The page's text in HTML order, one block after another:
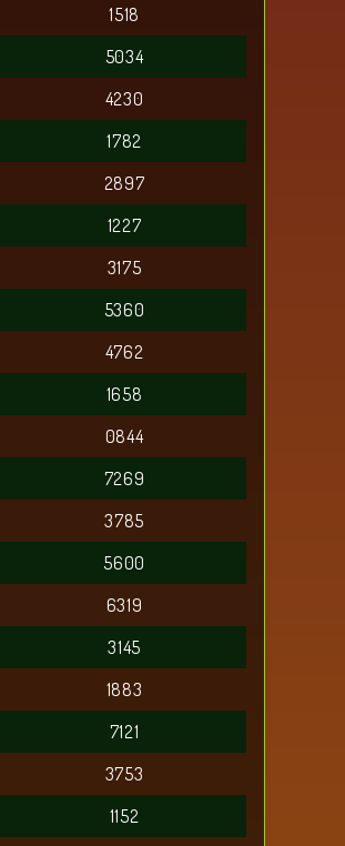
1518
5034
4230
1782
2897
1227
3175
5360
4762
1658
0844
7269
3785
5600
6319
3145
1883
7121
3753
1152